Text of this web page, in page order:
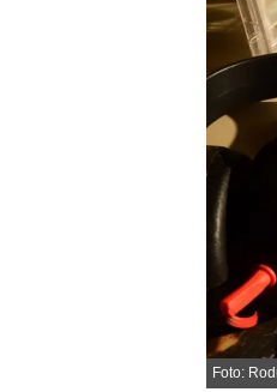
El
Foto: